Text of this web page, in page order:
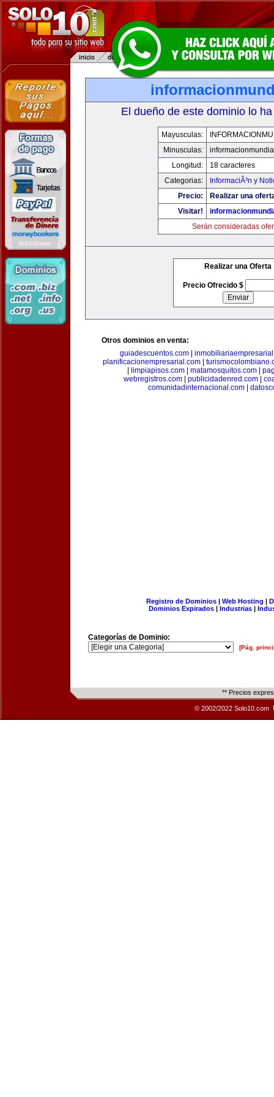
El dueño de este dominio lo
Mayusculas:
Minusculas:
Longitud:
18 caracteres
Categorias:
InformaciÃ³n y
Precio:
Realizar una
Visitar!
Serán consideradas
Realizar una Oferta
Precio Ofrecido $
Otros dominios en venta:
guiadescuentos.com
planificacionempresarial.com
limpiapisos.com| matamosquitos.com|
webregistros.com| publicidadenred.com|
comunidadinternacional.com|
Registro de Dominios| Web Hosting |
Dominios Expirados | Industrias |
Categorías de Dominio:
[Pág.
** Precios
© 2002/2022 Solo10.com